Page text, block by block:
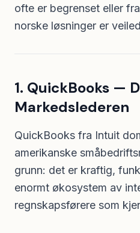
ofte er begrenset eller
norske løsninger er
1. QuickBooks —
Markedslederen
QuickBooks fra Intuit
amerikanske
grunn: det er kraftig,
enormt økosystem av
regnskapsførere som